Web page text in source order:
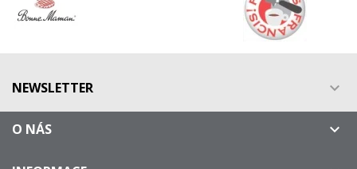
NEWSLETTER 
O NÁS 